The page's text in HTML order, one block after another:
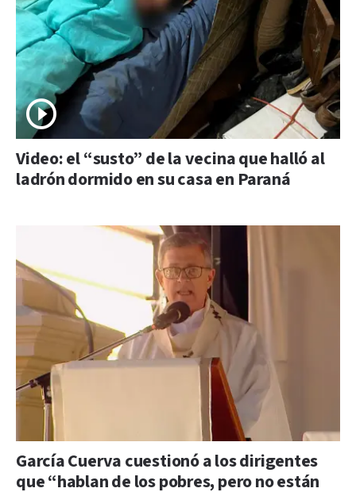
Video: el “susto” de la vecina que halló al
ladrón dormido en su casa en Paraná
García Cuerva cuestionó a los dirigentes
que “hablan de los pobres, pero no están